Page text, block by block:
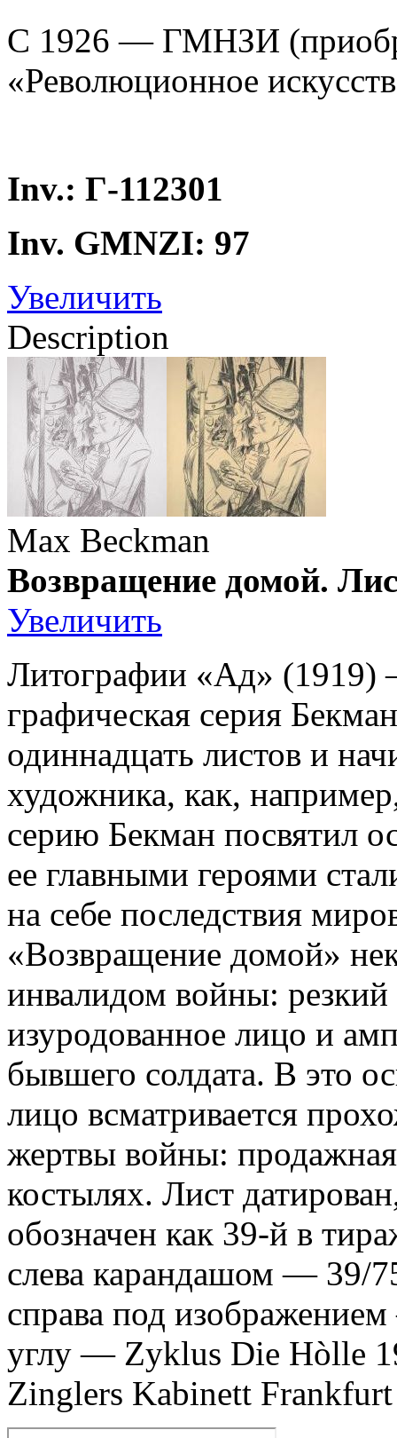
C 1926 — ГМНЗИ
«Революционное
Inv.: Г-112301
Inv. GMNZI: 97
Увеличить
Description
Max Beckman
Возвращение домой.
Увеличить
Литографии «Ад» (1919)
графическая серия
одиннадцать листов и
художника, как,
серию Бекман посвятил
ее главными героями
на себе последствия
«Возвращение домой»
инвалидом войны: резкий
изуродованное лицо и
бывшего солдата. В это
лицо всматривается
жертвы войны:
костылях. Лист
обозначен как 39-й в
слева карандашом — 39/
справа под
углу — Zyklus Die Hòlle
Zinglers Kabinett